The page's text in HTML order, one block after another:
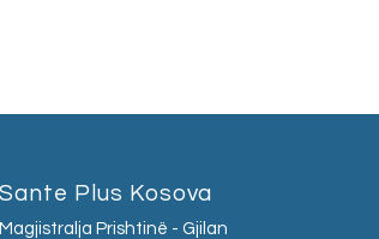
Sante Plus Kosova
Magjistralja Prishtinë - Gjilan